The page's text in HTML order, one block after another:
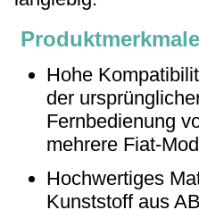
Produktmerkmale
Hohe
der
Fernbedienung
mehrere Fiat-
Hochwertiges
Kunststoff aus